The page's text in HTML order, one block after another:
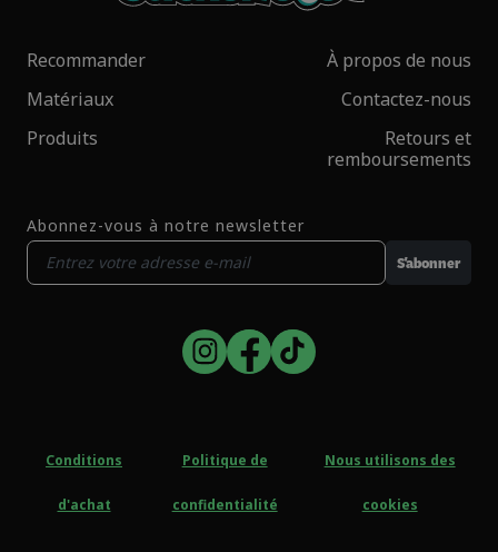
Recommander
Matériaux
Produits
À propos de nous
Contactez-nous
Retours et
remboursements
Abonnez-vous à notre newsletter
S'abonner
Conditions
d'achat
Politique de
confidentialité
Nous utilisons des
cookies